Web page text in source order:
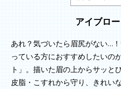
アイブロ
あれ？気づいたら眉尻がない…
っている方におすすめしたいの
ト」。描いた眉の上からサッと
皮脂・こすれから守り、きれい